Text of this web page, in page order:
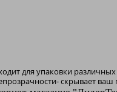
для упаковки
скрывает ваш